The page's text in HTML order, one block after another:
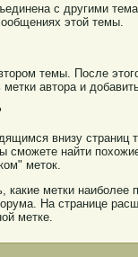
с другими
этой темы.
темы. После
автора и
внизу страниц
сможете найти
меток.
какие метки
На странице
метке.